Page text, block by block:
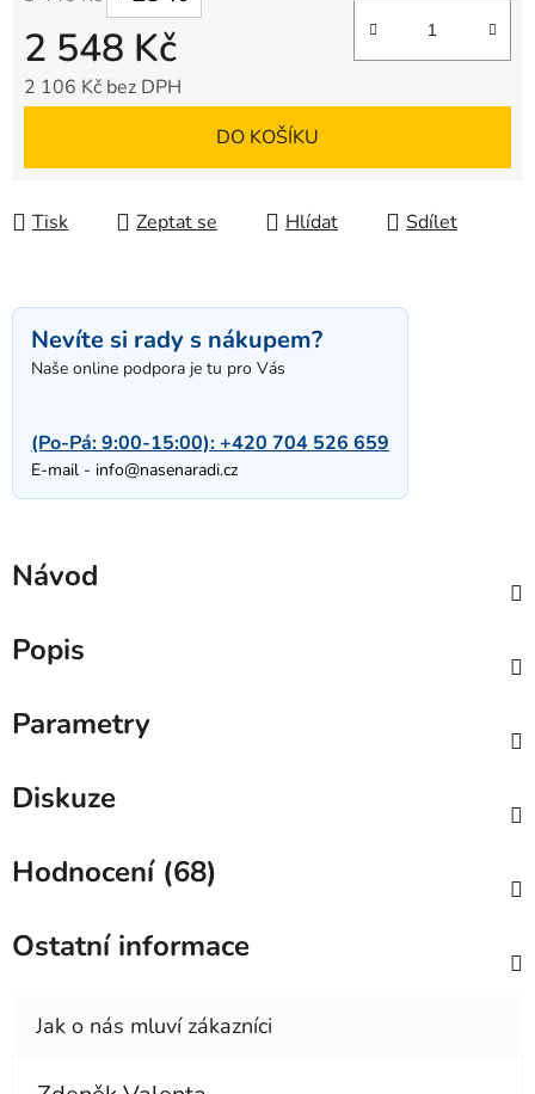
2 548 Kč
2 106 Kč bez DPH
DO KOŠÍKU
Tisk Zeptat se Hlídat Sdílet
Nevíte si rady s nákupem?
Naše online podpora je tu pro Vás
(Po-Pá: 9:00-15:00):+420 704 526 659
E-mail - info@nasenaradi.cz
Návod
Popis
Parametry
Diskuze
Hodnocení (68)
Ostatní informace